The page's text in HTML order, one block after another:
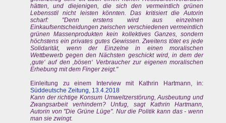
hätten, und diejenigen, die sich den vermeintlich grünen
Lebensstil nicht leisten könnten. Das kritisiert die Autorin
scharf: "Denn erstens wird aus einzelnen
Einkaufsentscheidungen zwischen verschiedenen vermeintlich
grünen Massenprodukten kein kollektives Ganzes, sondern
höchstens ein privates gutes Gewissen. Zweitens tötet es jede
Solidarität, wenn der Einzelne in einen moralischen
Wettbewerb gegen den Nächsten geschickt wird, in dem der
‚gute‘ auf den ‚bösen‘ Verbraucher zur eigenen moralischen
Erhebung mit dem Finger zeigt."
Einleitung zu einem Interview mit Kathrin Hartmann, in:
Süddeutsche Zeitung, 13.4.2018
Kann der richtige Konsum Umweltzerstörung, Ausbeutung und
Zwangsarbeit verhindern? Unfug, sagt Kathrin Hartmann,
Autorin von "Die Grüne Lüge". Nur die Politik kann das - wenn
man sie zwingt.